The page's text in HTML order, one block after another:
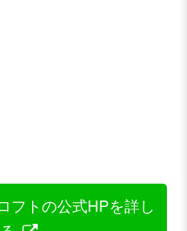
フトの公式HPを詳し